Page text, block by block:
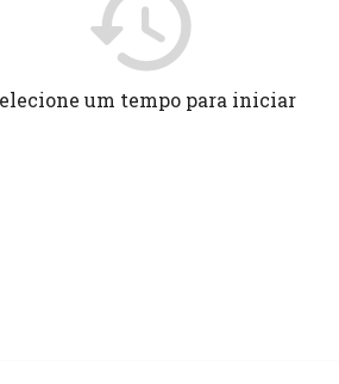
um tempo para iniciar